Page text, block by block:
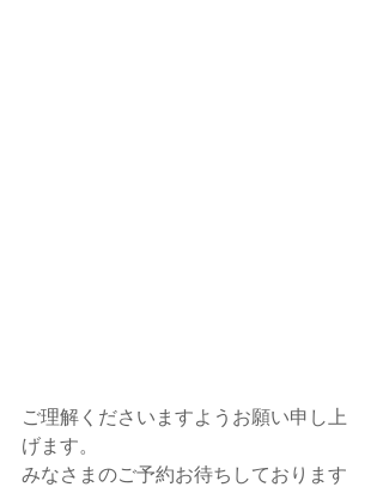
ご理解くださいますようお願い申し上
げます。
みなさまのご予約お待ちしております